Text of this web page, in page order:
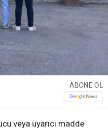
ABONE OL
veya uyarıcı madde